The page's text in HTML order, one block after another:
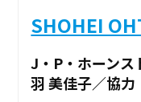
SHOHEI
J・P・ホーン
羽 美佳子／協力